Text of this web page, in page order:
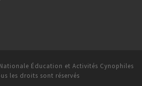
Éducation et Activités Cynophiles
les droits sont réservés